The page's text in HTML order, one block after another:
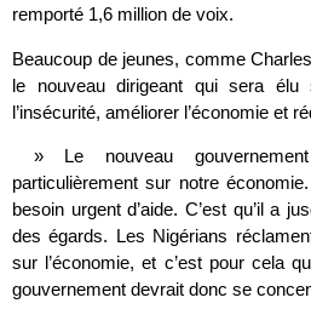
remporté 1,6 million de voix.
Beaucoup de jeunes, comme
le nouveau dirigeant qui sera élu
l’insécurité, améliorer l’économie et
» Le nouveau
particulièrement sur notre
besoin urgent d’aide. C’est qu’il a
des égards. Les Nigérians
sur l’économie, et c’est pour cela
gouvernement devrait donc se